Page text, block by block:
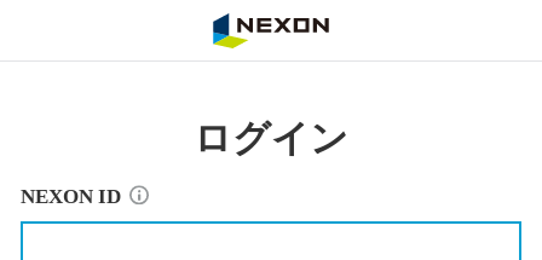
ログイン
NEXON ID